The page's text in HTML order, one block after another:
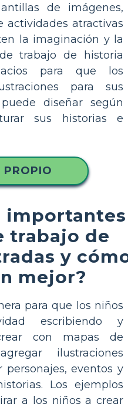
de imágenes,
actividades atractivas
la imaginación y la
trabajo de historia
para que los
para sus
diseñar según
sus historias e
PROPIO
importantes
trabajo de
y
mejor?
para que los niños
escribiendo y
con mapas de
ilustraciones
eventos y
Los ejemplos
a los niños a crear